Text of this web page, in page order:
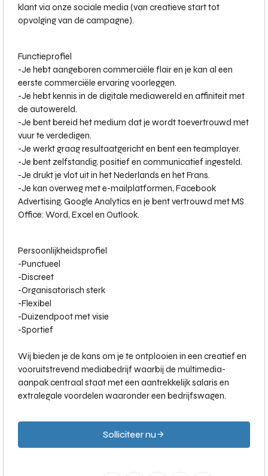
klant via onze sociale media (van creatieve start tot
opvolging van de campagne).
Functieprofiel
-Je hebt aangeboren commerciële flair en je kan al een
eerste commerciële ervaring voorleggen.
-Je hebt kennis in de digitale mediawereld en affiniteit met
de autowereld.
-Je bent bereid het medium dat je wordt toevertrouwd met
vuur te verdedigen.
-Je werkt graag resultaatgericht en bent een teamplayer.
-Je bent zelfstandig, positief en communicatief ingesteld.
-Je drukt je vlot uit in het Nederlands en het Frans.
-Je kan overweg met e-mailplatformen, Facebook
Advertising, Google Analytics en je bent vertrouwd met MS
Office: Word, Excel en Outlook.
Persoonlijkheidsprofiel
-Punctueel
-Discreet
-Organisatorisch sterk
-Flexibel
-Duizendpoot met visie
-Sportief
Wij bieden je de kans om je te ontplooien in een creatief en
vooruitstrevend mediabedrijf waarbij de multimedia-
aanpak centraal staat met een aantrekkelijk salaris en
extralegale voordelen waaronder een bedrijfswagen.
Solliciteer nu